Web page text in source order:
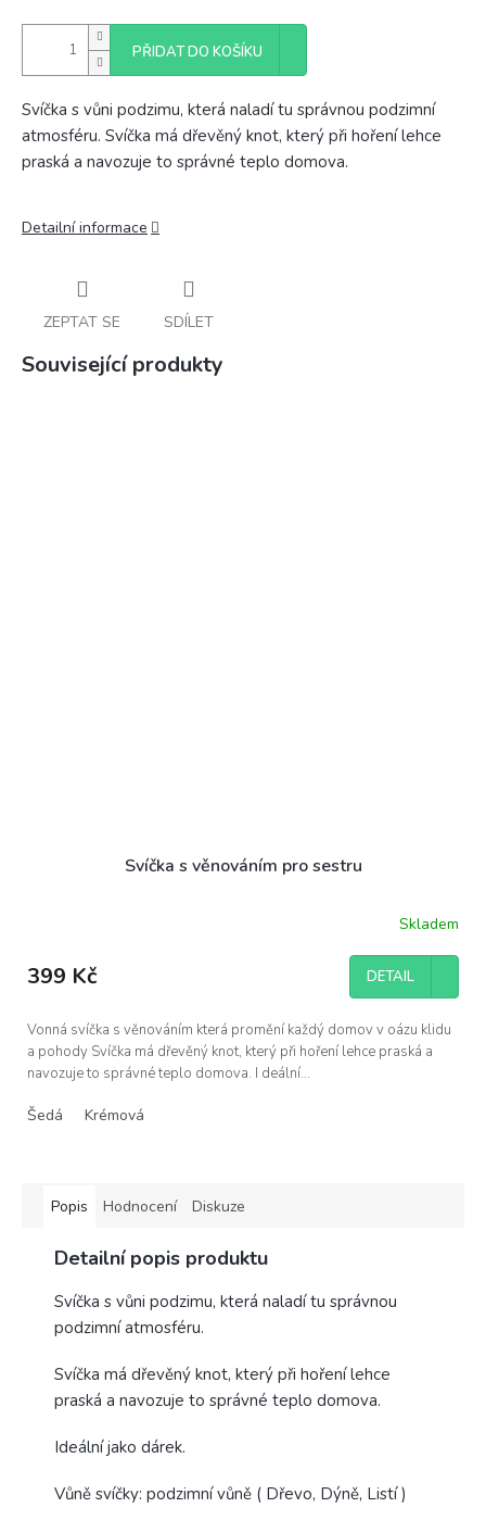
PŘIDAT DO KOŠÍKU
Svíčka s vůni podzimu, která naladí tu správnou podzimní
atmosféru. Svíčka má dřevěný knot, který při hoření lehce
praská a navozuje to správné teplo domova.
Detailní informace
ZEPTAT SE SDÍLET
Související produkty
Svíčka s věnováním pro sestru
produktu
je
z
5
hvězdiček.
Skladem
399 Kč DETAIL
Vonná svíčka s věnováním která promění každý domov v oázu klidu
a pohody Svíčka má dřevěný knot, který při hoření lehce praská a
navozuje to správné teplo domova. I deální...
Šedá Krémová
Popis Hodnocení Diskuze
Detailní popis produktu
Svíčka s vůni podzimu, která naladí tu správnou
podzimní atmosféru.
Svíčka má dřevěný knot, který při hoření lehce
praská a navozuje to správné teplo domova.
Ideální jako dárek.
Vůně svíčky: podzimní vůně ( Dřevo, Dýně, Listí )